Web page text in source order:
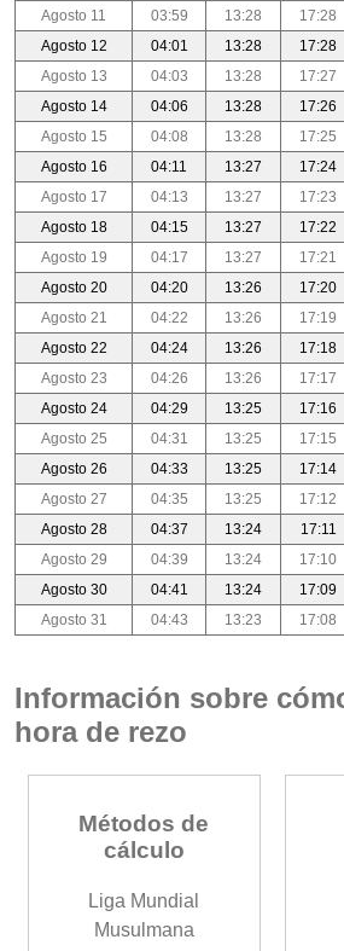
Agosto 11
03:59 13:28 17:28
Agosto 12
04:01 13:28 17:28
Agosto 13
04:03 13:28 17:27
Agosto 14
04:06 13:28 17:26
Agosto 15
04:08 13:28 17:25
Agosto 16
04:11 13:27 17:24
Agosto 17
04:13 13:27 17:23
Agosto 18
04:15 13:27 17:22
Agosto 19
04:17 13:27 17:21
Agosto 20
04:20 13:26 17:20
Agosto 21
04:22 13:26 17:19
Agosto 22
04:24 13:26 17:18
Agosto 23
04:26 13:26 17:17
Agosto 24
04:29 13:25 17:16
Agosto 25
04:31 13:25 17:15
Agosto 26
04:33 13:25 17:14
Agosto 27
04:35 13:25 17:12
Agosto 28
04:37 13:24 17:11
Agosto 29
04:39 13:24 17:10
Agosto 30
04:41 13:24 17:09
Agosto 31
04:43 13:23 17:08
Información sobre
hora de rezo
Métodos de
cálculo
Liga Mundial
Musulmana